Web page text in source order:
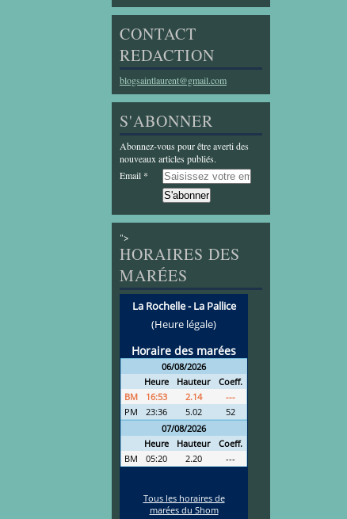
CONTACT
REDACTION
blogsaintlaurent@gmail.com
S'ABONNER
Abonnez-vous pour être averti des
nouveaux articles publiés.
Email
">
HORAIRES DES
MARÉES